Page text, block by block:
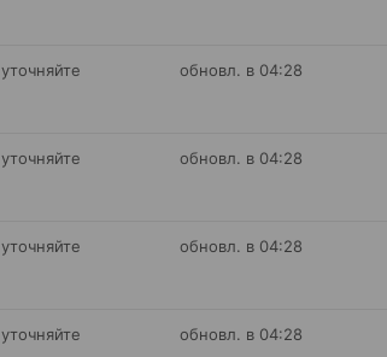
уточняйте обновл. в 04:28
уточняйте обновл. в 04:28
уточняйте обновл. в 04:28
уточняйте обновл. в 04:28